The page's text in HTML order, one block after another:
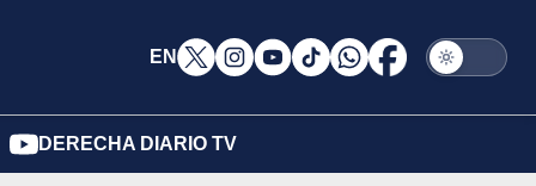
EN
DERECHA DIARIO TV